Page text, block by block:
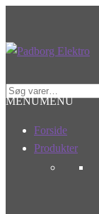
Spring
Spring
Søg
efter:
MENUMENU
Forside
Produkter